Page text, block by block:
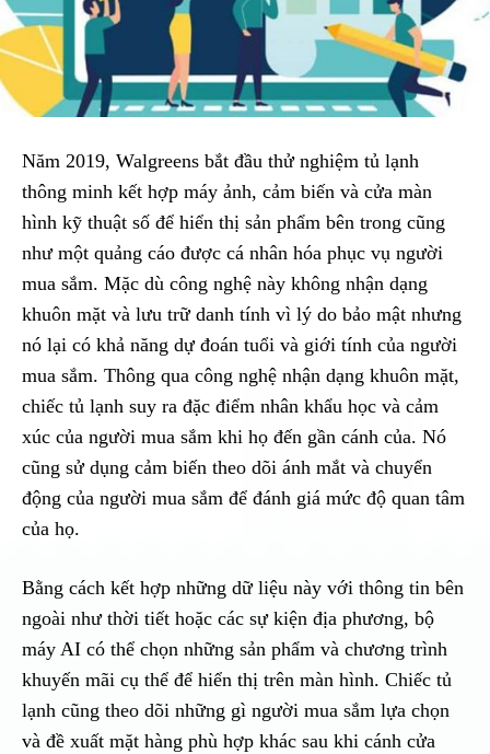
Năm 2019, Walgreens bắt đầu thử nghiệm tủ lạnh
thông minh kết hợp máy ảnh, cảm biến và cửa màn
hình kỹ thuật số để hiển thị sản phẩm bên trong cũng
như một quảng cáo được cá nhân hóa phục vụ người
mua sắm. Mặc dù công nghệ này không nhận dạng
khuôn mặt và lưu trữ danh tính vì lý do bảo mật nhưng
nó lại có khả năng dự đoán tuổi và giới tính của người
mua sắm. Thông qua công nghệ nhận dạng khuôn mặt,
chiếc tủ lạnh suy ra đặc điểm nhân khẩu học và cảm
xúc của người mua sắm khi họ đến gần cánh của. Nó
cũng sử dụng cảm biến theo dõi ánh mắt và chuyển
động của người mua sắm để đánh giá mức độ quan tâm
của họ.
Bằng cách kết hợp những dữ liệu này với thông tin bên
ngoài như thời tiết hoặc các sự kiện địa phương, bộ
máy AI có thể chọn những sản phẩm và chương trình
khuyến mãi cụ thể để hiển thị trên màn hình. Chiếc tủ
lạnh cũng theo dõi những gì người mua sắm lựa chọn
và đề xuất mặt hàng phù hợp khác sau khi cánh cửa